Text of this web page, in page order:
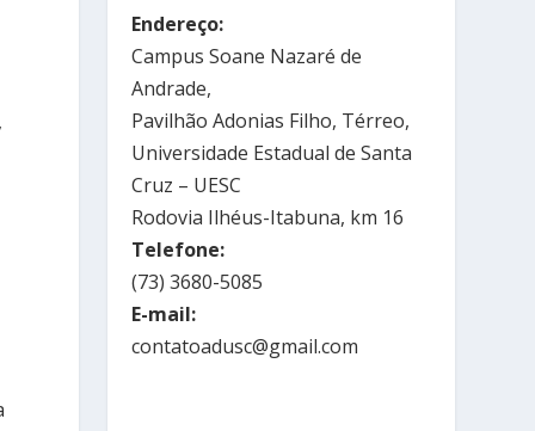
Endereço:
Campus Soane Nazaré de
Andrade,
Pavilhão Adonias Filho, Térreo,
Universidade Estadual de Santa
Cruz – UESC
Rodovia Ilhéus-Itabuna, km 16
Telefone:
(73) 3680-5085
E-mail:
contatoadusc@gmail.com